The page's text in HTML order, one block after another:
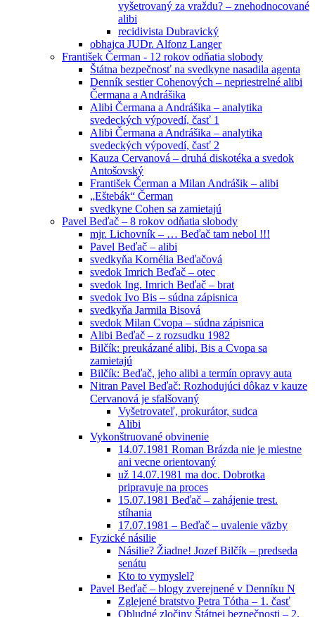
vyšetrovaný za vraždu? – znehodnocované
alibi
recidivista Dubravický
obhajca JUDr. Alfonz Langer
František Čerman - 12 rokov odňatia slobody
Štátna bezpečnosť na svedkyne nasadila agenta
Denník sestier Cohenových – nepriestrelné alibi
Čermana a Andrášika
Alibi Čermana a Andrášika – analytika
svedeckých výpovedí, časť 1
Alibi Čermana a Andrášika – analytika
svedeckých výpovedí, časť 2
Kauza Cervanová – druhá diskotéka a svedok
Antošovský
František Čerman a Milan Andrášik – alibi
„Eštebák“ Čerman
svedkyne Cohen sa zamietajú
Pavel Beďač – 8 rokov odňatia slobody
mjr. Lichovník – … Beďač tam nebol !!!
Pavel Beďač – alibi
svedkyňa Kornélia Beďačová
svedok Imrich Beďač – otec
svedok Ing. Imrich Beďač – brat
svedok Ivo Bis – súdna zápisnica
svedkyňa Jarmila Bisová
svedok Milan Cvopa – súdna zápisnica
Alibi Beďač – z rozsudku 1982
Bilčík: preukázané alibi, Bis a Cvopa sa
zamietajú
Bilčík: Beďač, jeho alibi a termín opravy auta
Nitran Pavel Beďač: Rozhodujúci dôkaz v kauze
Cervanová je sfalšovaný
Vyšetrovateľ, prokurátor, sudca
Alibi
Vykonštruované obvinenie
14.07.1981 Roman Brázda nie je miestne
ani vecne orientovaný
už 14.07.1981 ma doc. Dobrotka
pripravuje na proces
15.07.1981 Beďač – zahájenie trest.
stíhania
17.07.1981 – Beďač – uvalenie väzby
Fyzické násilie
Násilie? Žiadne! Jozef Bilčík – predseda
senátu
Kto to vymyslel?
Pavel Beďač – blogy zverejnené v Denníku N
Zglejené bratstvo Petra Tótha – 1. časť
Obludné zločiny Štátnej bezpečnosti – 2.